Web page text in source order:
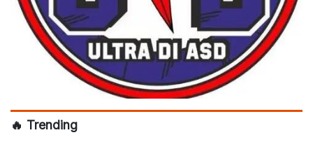
🔥 Trending